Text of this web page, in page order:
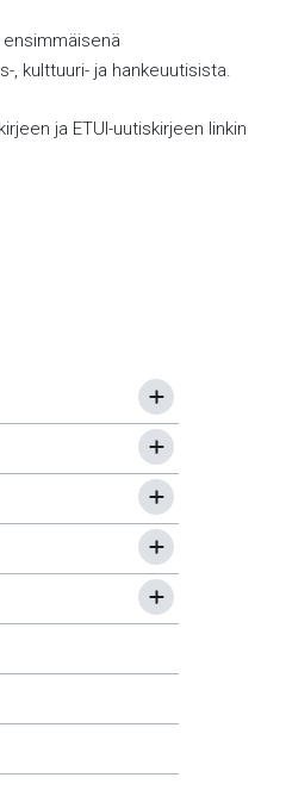
, kulttuuri- ja hankeuutisista.
ja ETUI-uutiskirjeen linkin